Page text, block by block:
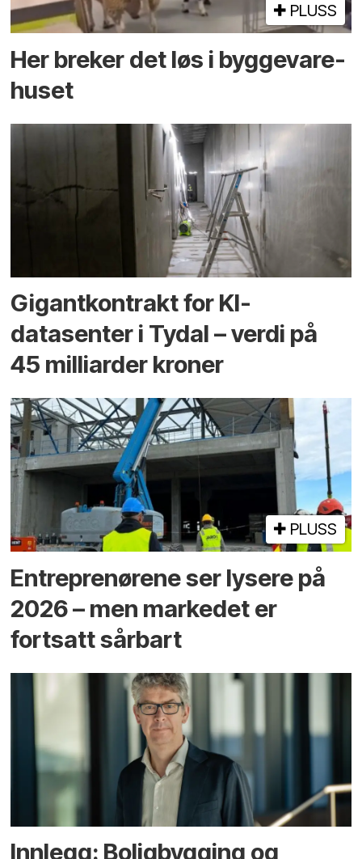
PLUSS
Her breker det løs i bygge­vare­
huset
Gigantkontrakt for KI-
datasenter i Tydal – verdi på
45 milliarder kroner
PLUSS
Entreprenørene ser lysere på
2026 – men markedet er
fortsatt sårbart
Innlegg: Boligbygging og